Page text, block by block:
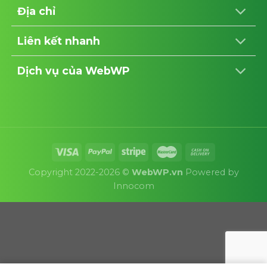
Địa chỉ
Liên kết nhanh
Dịch vụ của WebWP
Copyright 2022-2026 © WebWP.vn Powered by
Innocom